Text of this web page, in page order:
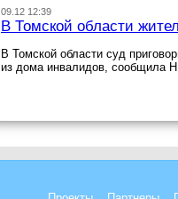
09.12 12:39
В Томской области
В Томской области суд
из дома инвалидов, сообщила